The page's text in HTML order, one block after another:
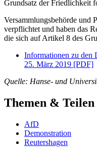
Grundsatz der Friedlichkeit
Versammlungsbehörde und
verpflichtet und haben das
die sich auf Artikel 8 des
Informationen zu den
25. März 2019 [PDF]
Quelle: Hanse- und
Themen & Teilen
AfD
Demonstration
Reutershagen